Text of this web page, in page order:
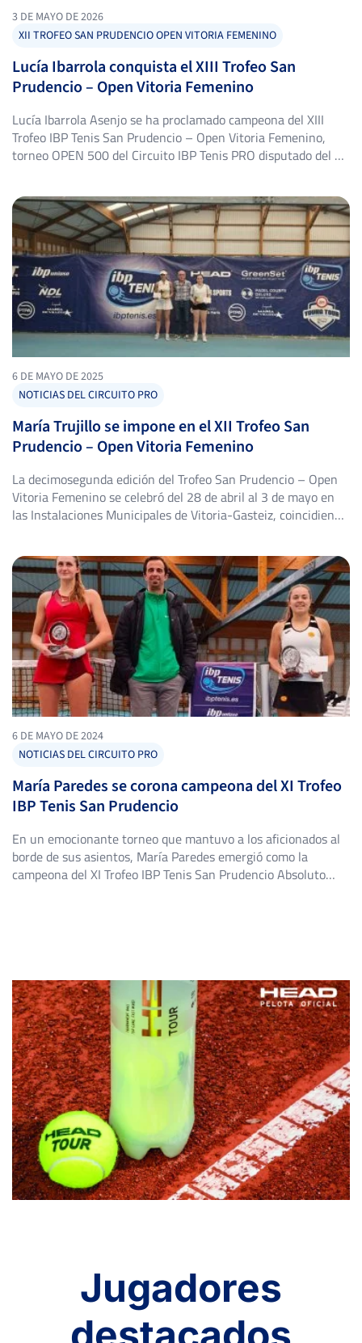
3 DE MAYO DE 2026
XII TROFEO SAN PRUDENCIO OPEN VITORIA FEMENINO
Lucía Ibarrola conquista el XIII Trofeo San
Prudencio – Open Vitoria Femenino
Lucía Ibarrola Asenjo se ha proclamado campeona del XIII
Trofeo IBP Tenis San Prudencio – Open Vitoria Femenino,
torneo OPEN 500 del Circuito IBP Tenis PRO disputado del 25
dura. Con esta victoria, Ibarrola logra su primer […]
6 DE MAYO DE 2025
NOTICIAS DEL CIRCUITO PRO
María Trujillo se impone en el XII Trofeo San
Prudencio – Open Vitoria Femenino
La decimosegunda edición del Trofeo San Prudencio – Open
Vitoria Femenino se celebró del 28 de abril al 3 de mayo en
las Instalaciones Municipales de Vitoria-Gasteiz, coincidiendo
destacada del calendario nacional, atrayendo […]
6 DE MAYO DE 2024
NOTICIAS DEL CIRCUITO PRO
María Paredes se corona campeona del XI Trofeo
IBP Tenis San Prudencio
En un emocionante torneo que mantuvo a los aficionados al
borde de sus asientos, María Paredes emergió como la
campeona del XI Trofeo IBP Tenis San Prudencio Absoluto
Jugadores